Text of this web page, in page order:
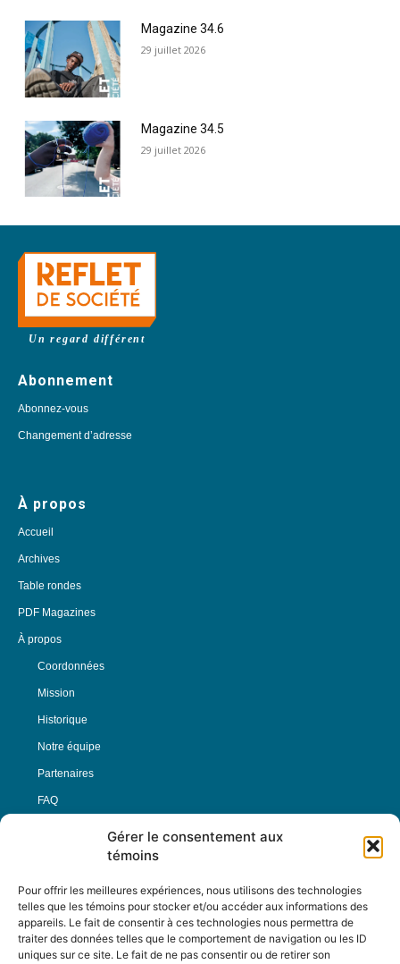
Gérer le consentement aux
témoins
Pour offrir les meilleures expériences, nous utilisons des technologies
telles que les témoins pour stocker et/ou accéder aux informations des
appareils. Le fait de consentir à ces technologies nous permettra de
traiter des données telles que le comportement de navigation ou les ID
uniques sur ce site. Le fait de ne pas consentir ou de retirer son
Magazine 34.6
29 juillet 2026
Magazine 34.5
29 juillet 2026
Un regard différent
Abonnement
Abonnez-vous
Changement d’adresse
À propos
Accueil
Archives
Table rondes
PDF Magazines
À propos
Coordonnées
Mission
Historique
Notre équipe
Partenaires
FAQ
Nous Suivre